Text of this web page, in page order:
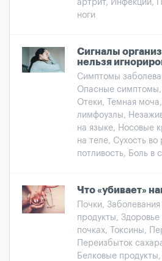
артрит, Инфекции,
ноги
Сигналы
нельзя
Симптомы
Опасные
Отеки, Темная
лимфоузлы,
на языке, Носовые
на теле, Сухость
потливость, Боль в
Что «убивает»
Почки,
продукты,
почках, Токсины,
Переизбыток
Белковые